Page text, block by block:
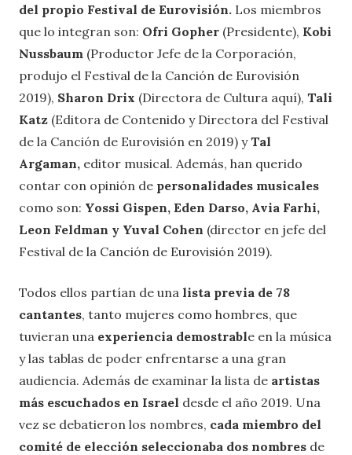
del propio Festival de Eurovisión. Los miembros
que lo integran son: Ofri Gopher (Presidente), Kobi
Nussbaum (Productor Jefe de la Corporación,
produjo el Festival de la Canción de Eurovisión
2019), Sharon Drix (Directora de Cultura aquí), Tali
Katz (Editora de Contenido y Directora del Festival
de la Canción de Eurovisión en 2019) y Tal
Argaman, editor musical. Además, han querido
contar con opinión de personalidades musicales
como son: Yossi Gispen, Eden Darso, Avia Farhi,
Leon Feldman y Yuval Cohen (director en jefe del
Festival de la Canción de Eurovisión 2019).
Todos ellos partían de una lista previa de 78
cantantes, tanto mujeres como hombres, que
tuvieran una experiencia demostrable en la música
y las tablas de poder enfrentarse a una gran
audiencia. Además de examinar la lista de artistas
más escuchados en Israel desde el año 2019. Una
vez se debatieron los nombres, cada miembro del
comité de elección seleccionaba dos nombres de